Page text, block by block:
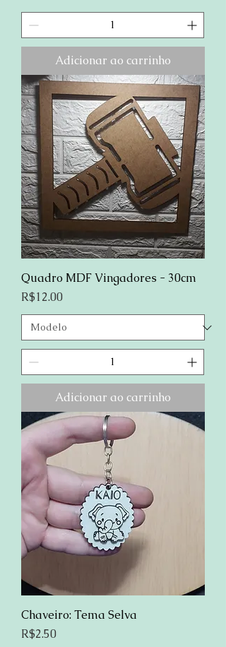
Adicionar ao carrinho
Quadro MDF Vingadores - 30cm
Preço
R$12.00
Adicionar ao carrinho
Chaveiro: Tema Selva
Preço
R$2.50